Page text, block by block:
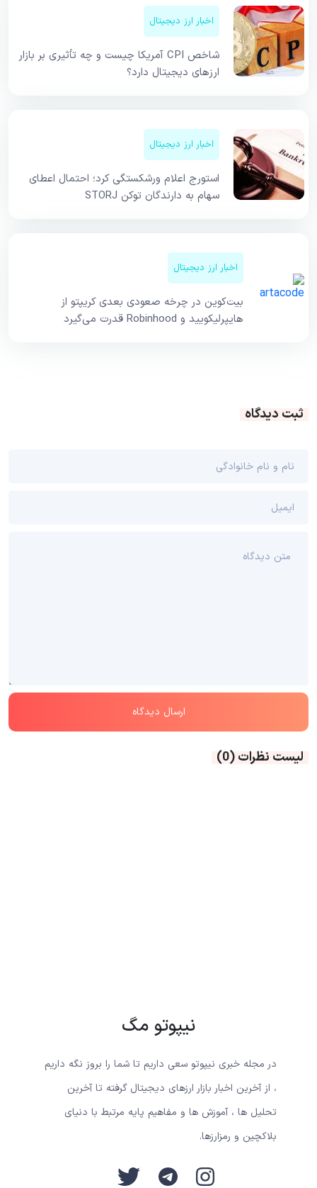
اخبار ارز دیجیتال
شاخص CPI آمریکا چیست و چه تأثیری بر بازار
ارزهای دیجیتال دارد؟
اخبار ارز دیجیتال
استورج اعلام ورشکستگی کرد؛ احتمال اعطای
سهام به دارندگان توکن STORJ
اخبار ارز دیجیتال
بیت‌کوین در چرخه صعودی بعدی کریپتو از
هایپرلیکویید و Robinhood قدرت می‌گیرد
ثبت دیدگاه
لیست نظرات(0)
نیپوتو مگ
در مجله خبری نیپوتو سعی داریم تا شما را بروز نگه داریم
، از آخرین اخبار بازار ارزهای دیجیتال گرفته تا آخرین
تحلیل ها ، آموزش ها و مفاهیم پایه مرتبط با دنیای
بلاکچین و رمزارزها.